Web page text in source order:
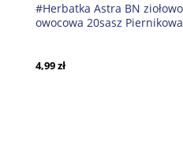
#Herbatka Astra BN
owocowa 20sasz
4,99 zł